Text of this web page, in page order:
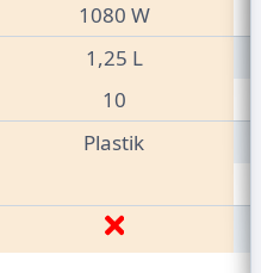
1080 W
1,25 L
10
Plastik